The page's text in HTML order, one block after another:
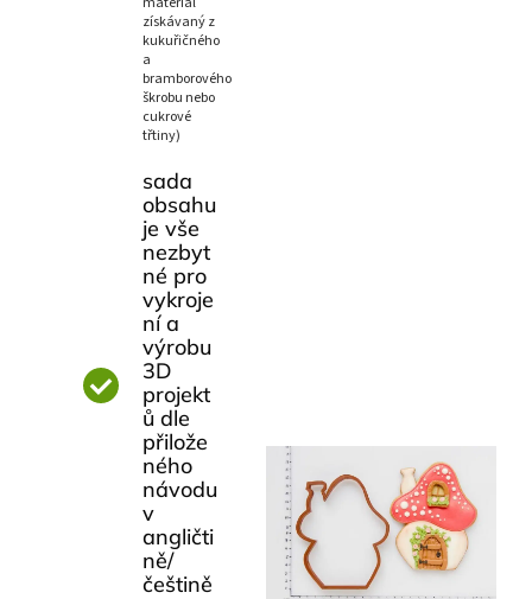
získávaný z
kukuřičného
a
bramborového
škrobu nebo
cukrové
třtiny)
sada
obsahu
je vše
nezbyt
né pro
vykroje
ní a
výrobu
3D
projekt
ů dle
přilože
ného
návodu
v
angličti
ně/
češtině